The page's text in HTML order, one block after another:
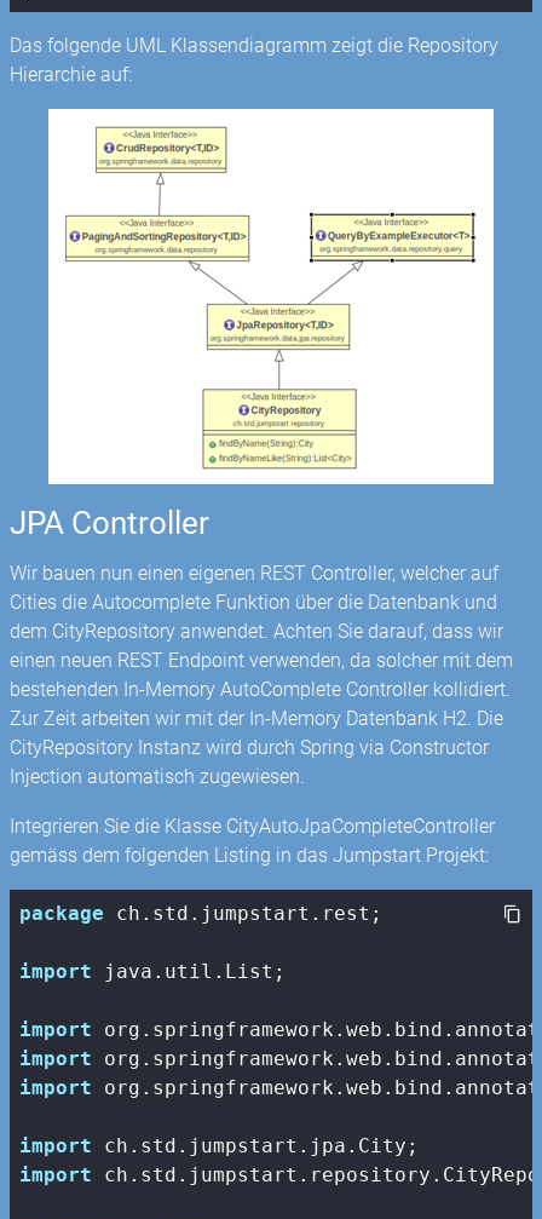
Das folgende UML Klassendiagramm zeigt die Repository
Hierarchie auf:
JPA Controller
Wir bauen nun einen eigenen REST Controller, welcher auf
Cities die Autocomplete Funktion über die Datenbank und
dem CityRepository anwendet. Achten Sie darauf, dass wir
einen neuen REST Endpoint verwenden, da solcher mit dem
bestehenden In-Memory AutoComplete Controller kollidiert.
Zur Zeit arbeiten wir mit der In-Memory Datenbank H2. Die
CityRepository Instanz wird durch Spring via Constructor
Injection automatisch zugewiesen.
Integrieren Sie die Klasse CityAutoJpaCompleteController
gemäss dem folgenden Listing in das Jumpstart Projekt:
package ch.std.jumpstart.rest;
import java.util.List;
import
import
import
import
import